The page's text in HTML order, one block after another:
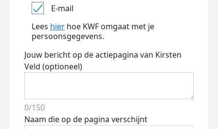
E-mail
Lees hier hoe KWF omgaat met je
persoonsgegevens.
Jouw bericht op de actiepagina van Kirsten
Veld (optioneel)
0/150
Naam die op de pagina verschijnt